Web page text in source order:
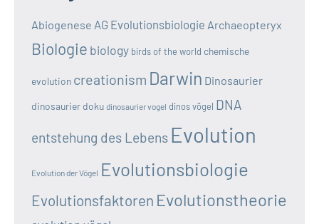
Abiogenese AG Evolutionsbiologie Archaeopteryx
Biologie biology birds of the world chemische
evolution creationism Darwin Dinosaurier
dinosaurier doku dinosaurier vogel dinos vögel DNA
entstehung des Lebens Evolution
Evolution der Vögel Evolutionsbiologie
Evolutionsfaktoren Evolutionstheorie